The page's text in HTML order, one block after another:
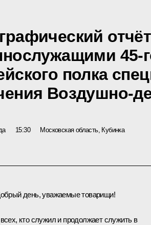
45-
полка
Воздушно-
15:30 Московская область, Кубинка
день, уважаемые товарищи!
кто служил и продолжает служить в